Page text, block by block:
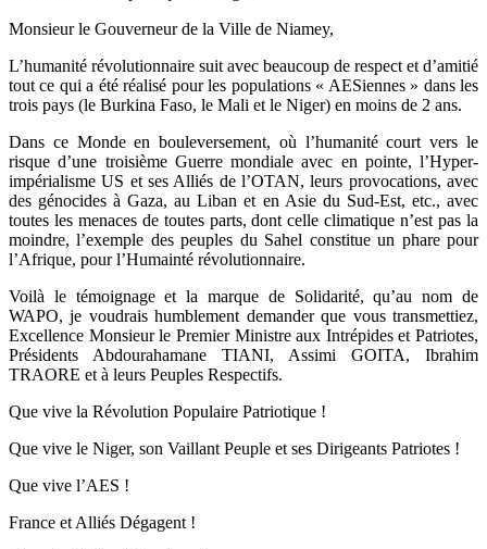
Monsieur le Gouverneur de la Ville de Niamey,
L’humanité révolutionnaire suit avec beaucoup de respect et d’amitié
tout ce qui a été réalisé pour les populations « AESiennes » dans les
trois pays (le Burkina Faso, le Mali et le Niger) en moins de 2 ans.
Dans ce Monde en bouleversement, où l’humanité court vers le
risque d’une troisième Guerre mondiale avec en pointe, l’Hyper-
impérialisme US et ses Alliés de l’OTAN, leurs provocations, avec
des génocides à Gaza, au Liban et en Asie du Sud-Est, etc., avec
toutes les menaces de toutes parts, dont celle climatique n’est pas la
moindre, l’exemple des peuples du Sahel constitue un phare pour
l’Afrique, pour l’Humainté révolutionnaire.
Voilà le témoignage et la marque de Solidarité, qu’au nom de
WAPO, je voudrais humblement demander que vous transmettiez,
Excellence Monsieur le Premier Ministre aux Intrépides et Patriotes,
Présidents Abdourahamane TIANI, Assimi GOITA, Ibrahim
TRAORE et à leurs Peuples Respectifs.
Que vive la Révolution Populaire Patriotique !
Que vive le Niger, son Vaillant Peuple et ses Dirigeants Patriotes !
Que vive l’AES !
France et Alliés Dégagent !